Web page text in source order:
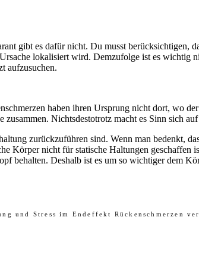
gibt es dafür nicht. Du musst berücksichtigen,
lokalisiert wird. Demzufolge ist es wichtig
aufzusuchen.
haben ihren Ursprung nicht dort, wo
Nichtsdestotrotz macht es Sinn sich
zurückzuführen sind. Wenn man bedenkt,
Körper nicht für statische Haltungen
behalten. Deshalb ist es um so wichtiger dem
und Stress im Endeffekt Rückenschmerzen